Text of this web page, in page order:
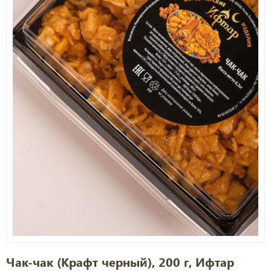
Чак-чак (Крафт черный), 200 г, Ифтар